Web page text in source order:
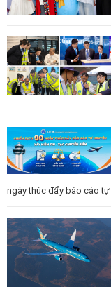
ngày thúc đẩy báo cáo